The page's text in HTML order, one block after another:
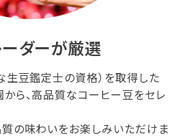
ダーが厳選
生豆鑑定士の資格）を取得した
ら、高品質なコーヒー豆をセレ
の味わいをお楽しみいただけま